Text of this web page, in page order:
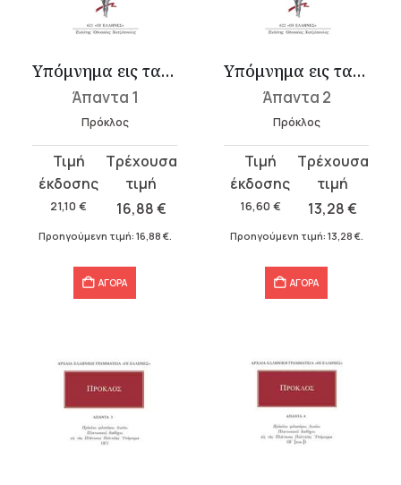
Υπόμνημα εις τας Πλάτωνος Πολιτείας 1
Άπαντα 1
Πρόκλος
21,10 €
Original
price
was:
16,88€
τρέχουσα
τιμή
Προηγούμενη τιμή: 16,88 €.
ΑΓΟΡΑ
Υπόμνημα εις τας Πλάτωνος Πολιτείας 2
Άπαντα 2
Πρόκλος
16,60 €
Original
price
was:
16,60 €.
13,28€
τρέχουσα
τιμή
Προηγούμενη τιμή: 13,28 €.
ΑΓΟΡΑ